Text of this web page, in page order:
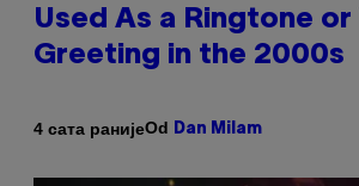
Used As a Ringtone or
Greeting in the 2000s
4 сата ранијеOd Dan Milam